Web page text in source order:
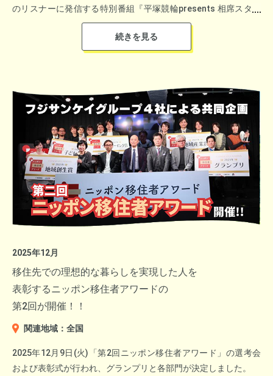
▼三渓園「臨春閣」特別公開
のリスナーに発信する特別番組『平塚競輪presents 相席スター
ト山添寛の「号砲IT」』を放送しました。
▼出演：相席スタート山添寛さん・風吹ケイさん
▼出演：レジェンド競輪選手 山口健治さん（やまぐちけん
じ）、後閑信一さん（ごかんしんいち）
2025年12月
移住先での理想的な暮らしを実現した人を
表彰するニッポン移住者アワードの
第2回が開催！！
関連地域：全国
2025年12月9日(火)「第2回ニッポン移住者アワード」の選考会
および表彰式が行われ、グランプリと各部門が決定しました。